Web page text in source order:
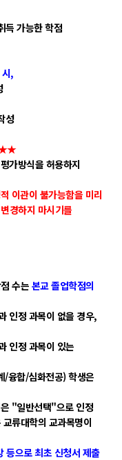
득 가능한 학점
,
성
★★
가방식을 허용하지
이관이 불가능함을 미리
경하지 마시기를
수는 본교 졸업학점의
인정 과목이 없을 경우,
인정 과목이 있는
합/심화전공) 학생은
"일반선택"으로 인정
류대학의 교과목명이
등으로 최초 신청서 제출